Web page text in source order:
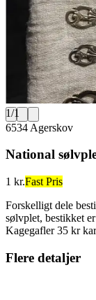
1/1
6534 Agerskov
National
1 kr.Fast Pris
Forskelligt dele
sølvplet, bestikket
Kagegafler 35 kr
Flere detaljer